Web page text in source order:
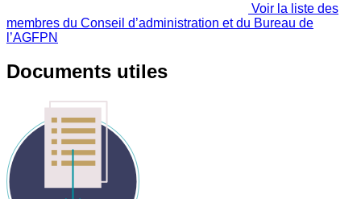
Voir la liste des
membres du Conseil d’administration et du Bureau de
l’AGFPN
Documents utiles